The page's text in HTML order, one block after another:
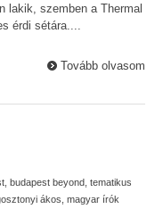
lakik, szemben a Thermal
érdi sétára....
Tovább olvasom
budapest beyond tematikus
ákos magyar írók